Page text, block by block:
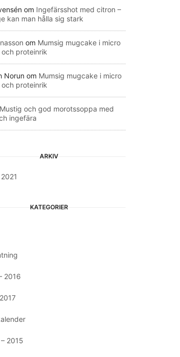
om Ingefärsshot med citron –
kan man hålla sig stark
om Mumsig mugcake i micro
proteinrik
Norun om Mumsig mugcake i micro
proteinrik
Mustig och god morotssoppa med
ingefära
ARKIV
KATEGORIER
2016
2015